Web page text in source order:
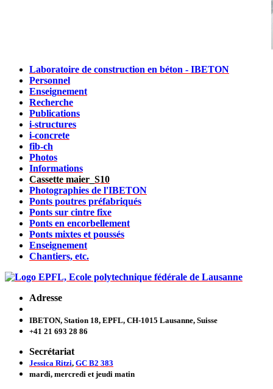
Laboratoire de construction en béton - IBETON
Personnel
Enseignement
Recherche
Publications
i-structures
i-concrete
fib-ch
Photos
Informations
Cassette maier_S10
Photographies de l'IBETON
Ponts poutres préfabriqués
Ponts sur cintre fixe
Ponts en encorbellement
Ponts mixtes et poussés
Enseignement
Chantiers, etc.
Adresse
IBETON, Station 18, EPFL, CH-1015 Lausanne, Suisse
+41 21 693 28 86
Secrétariat
Jessica Ritzi, GC B2 383
mardi, mercredi et jeudi matin